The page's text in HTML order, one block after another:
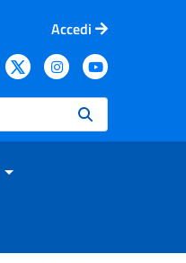
Accedi